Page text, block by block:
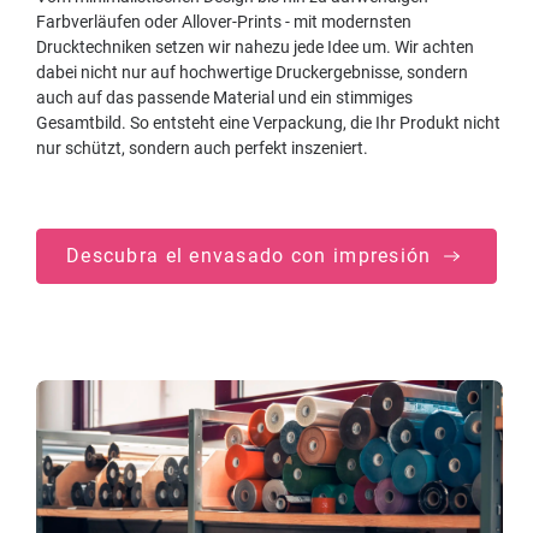
Farbverläufen oder Allover-Prints - mit modernsten
Drucktechniken setzen wir nahezu jede Idee um. Wir achten
dabei nicht nur auf hochwertige Druckergebnisse, sondern
auch auf das passende Material und ein stimmiges
Gesamtbild. So entsteht eine Verpackung, die Ihr Produkt nicht
nur schützt, sondern auch perfekt inszeniert.
Descubra el envasado con impresión